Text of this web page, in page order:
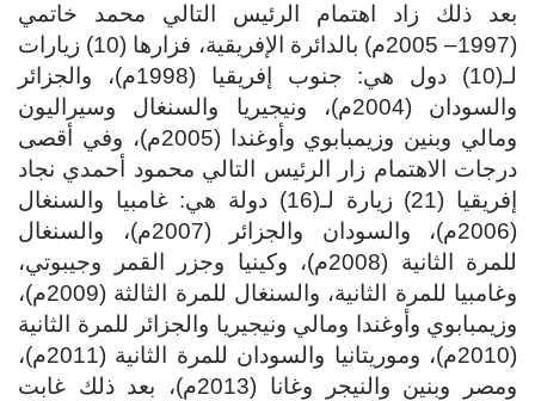
بعد ذلك زاد اهتمام الرئيس التالي محمد خاتمي
(1997– 2005م) بالدائرة الإفريقية، فزارها (10) زيارات
لـ(10) دول هي: جنوب إفريقيا (1998م)، والجزائر
والسودان (2004م)، ونيجيريا والسنغال وسيراليون
ومالي وبنين وزيمبابوي وأوغندا (2005م)، وفي أقصى
درجات الاهتمام زار الرئيس التالي محمود أحمدي نجاد
إفريقيا (21) زيارة لـ(16) دولة هي: غامبيا والسنغال
(2006م)، والسودان والجزائر (2007م)، والسنغال
للمرة الثانية (2008م)، وكينيا وجزر القمر وجيبوتي،
وغامبيا للمرة الثانية، والسنغال للمرة الثالثة (2009م)،
وزيمبابوي وأوغندا ومالي ونيجيريا والجزائر للمرة الثانية
(2010م)، وموريتانيا والسودان للمرة الثانية (2011م)،
ومصر وبنين والنيجر وغانا (2013م)، بعد ذلك غابت